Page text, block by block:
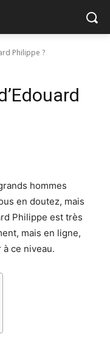
Philippe ?
hommes
en doutez, mais
Philippe est très
mais en ligne,
ce niveau.